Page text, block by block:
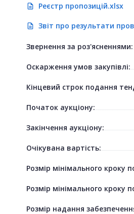
description Реєстр пропозицій.xlsx
description Звіт про результати
Звернення за роз'ясненнями:
Оскарження умов закупівлі:
Кінцевий строк подання
Початок аукціону:
Закінчення аукціону:
Очікувана вартість:
Розмір мінімального кроку
Розмір мінімального кроку
Розмір надання